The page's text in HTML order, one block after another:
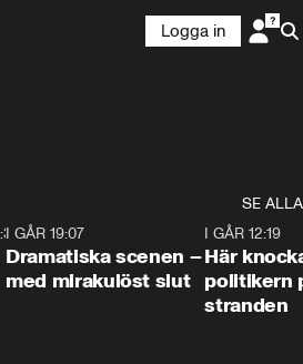
Logga in
SE ALLA
I GÅR 19:07
Dramatiska scenen –
med mirakulöst slut
I GÅR 12:19
Här
politikern
stranden